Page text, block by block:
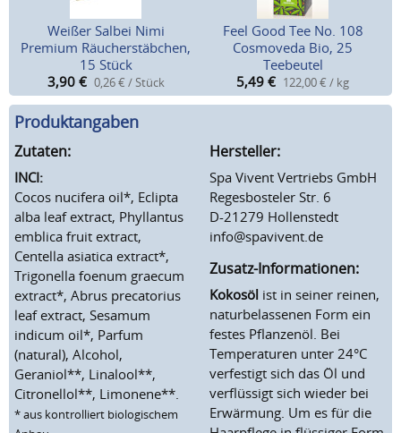
Weißer Salbei Nimi
Premium Räucherstäbchen,
15 Stück
3,90 € 0,26 € / Stück
Feel Good Tee No. 108
Cosmoveda Bio, 25
Teebeutel
5,49 € 122,00 € / kg
Produktangaben
Zutaten:
INCI:
Cocos nucifera oil*, Eclipta
alba leaf extract, Phyllantus
emblica fruit extract,
Centella asiatica extract*,
Trigonella foenum graecum
extract*, Abrus precatorius
leaf extract, Sesamum
indicum oil*, Parfum
(natural), Alcohol,
Geraniol**, Linalool**,
Citronellol**, Limonene**.
* aus kontrolliert biologischem
Hersteller:
Spa Vivent Vertriebs GmbH
Regesbosteler Str. 6
D-21279 Hollenstedt
info@spavivent.de
Zusatz-Informationen:
Kokosöl ist in seiner reinen,
naturbelassenen Form ein
festes Pflanzenöl. Bei
Temperaturen unter 24°C
verfestigt sich das Öl und
verflüssigt sich wieder bei
Erwärmung. Um es für die